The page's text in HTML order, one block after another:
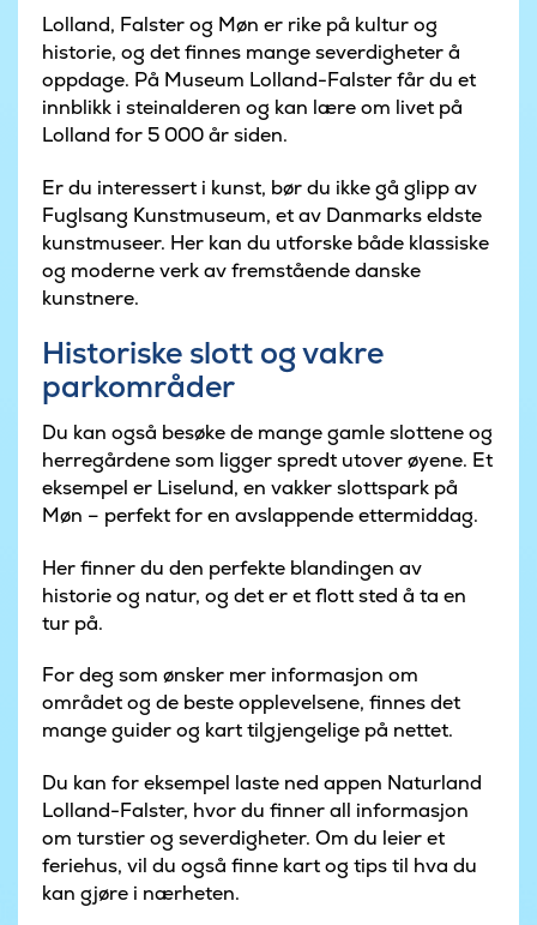
Lolland, Falster og Møn er rike på kultur og
historie, og det finnes mange severdigheter å
oppdage. På Museum Lolland-Falster får du et
innblikk i steinalderen og kan lære om livet på
Lolland for 5 000 år siden.
Er du interessert i kunst, bør du ikke gå glipp av
Fuglsang Kunstmuseum, et av Danmarks eldste
kunstmuseer. Her kan du utforske både klassiske
og moderne verk av fremstående danske
kunstnere.
Historiske slott og vakre
parkområder
Du kan også besøke de mange gamle slottene og
herregårdene som ligger spredt utover øyene. Et
eksempel er Liselund, en vakker slottspark på
Møn – perfekt for en avslappende ettermiddag.
Her finner du den perfekte blandingen av
historie og natur, og det er et flott sted å ta en
tur på.
For deg som ønsker mer informasjon om
området og de beste opplevelsene, finnes det
mange guider og kart tilgjengelige på nettet.
Du kan for eksempel laste ned appen Naturland
Lolland-Falster, hvor du finner all informasjon
om turstier og severdigheter. Om du leier et
feriehus, vil du også finne kart og tips til hva du
kan gjøre i nærheten.